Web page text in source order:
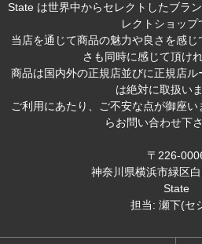
State は世界中からセレクトしたブラ
レクトショップ
当店を通じて商品の魅力や良さを感
さも同時に感じて頂け
商品は国内外の正規店並びに正規店
は絶対に取扱いま
ご利用にあたり、ご不安な点が御座
らお問い合わせ下
〒226-
神奈川県横浜市緑区
State
担当: 瀬下(セ